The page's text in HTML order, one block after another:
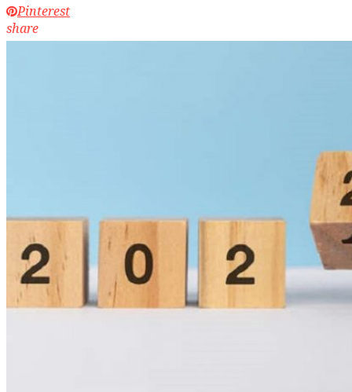
Pinterest
share